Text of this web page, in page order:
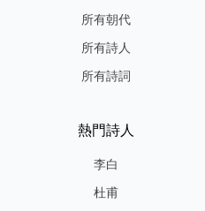
所有朝代
所有詩人
所有詩詞
熱門詩人
李白
杜甫